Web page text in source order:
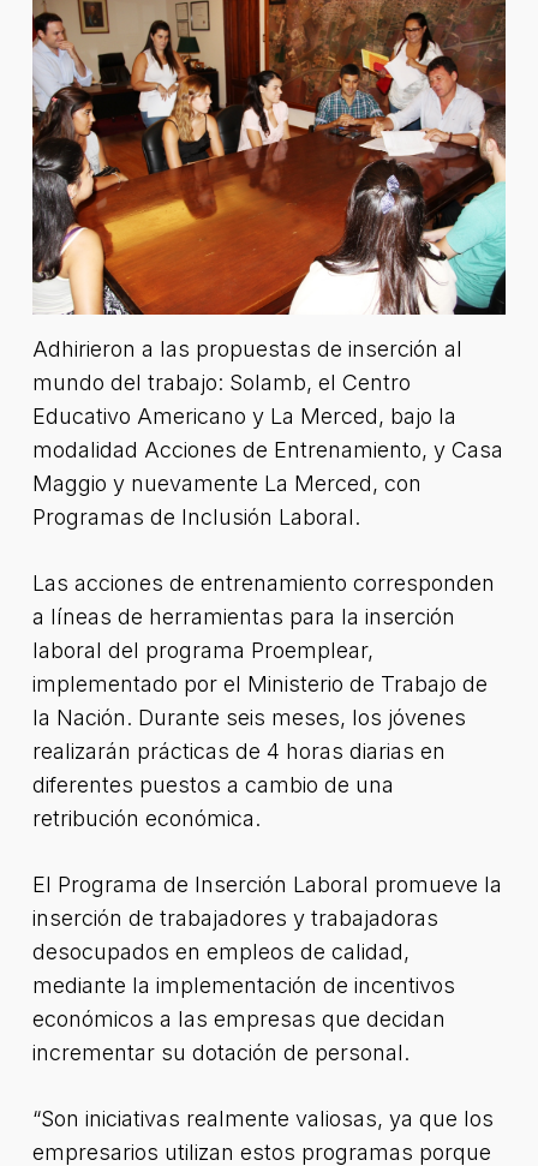
Adhirieron a las propuestas de inserción al
mundo del trabajo: Solamb, el Centro
Educativo Americano y La Merced, bajo la
modalidad Acciones de Entrenamiento, y Casa
Maggio y nuevamente La Merced, con
Programas de Inclusión Laboral.
Las acciones de entrenamiento corresponden
a líneas de herramientas para la inserción
laboral del programa Proemplear,
implementado por el Ministerio de Trabajo de
la Nación. Durante seis meses, los jóvenes
realizarán prácticas de 4 horas diarias en
diferentes puestos a cambio de una
retribución económica.
El Programa de Inserción Laboral promueve la
inserción de trabajadores y trabajadoras
desocupados en empleos de calidad,
mediante la implementación de incentivos
económicos a las empresas que decidan
incrementar su dotación de personal.
“Son iniciativas realmente valiosas, ya que los
empresarios utilizan estos programas porque